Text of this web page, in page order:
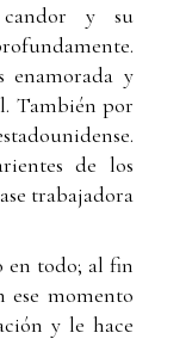
y su
enamorada y
También por
de los
trabajadora
en todo; al fin
ese momento
y le hace